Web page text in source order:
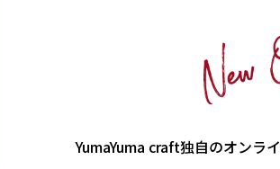
YumaYuma craft独自のオンラ